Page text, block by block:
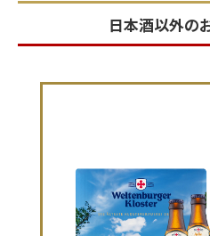
日本酒以外の